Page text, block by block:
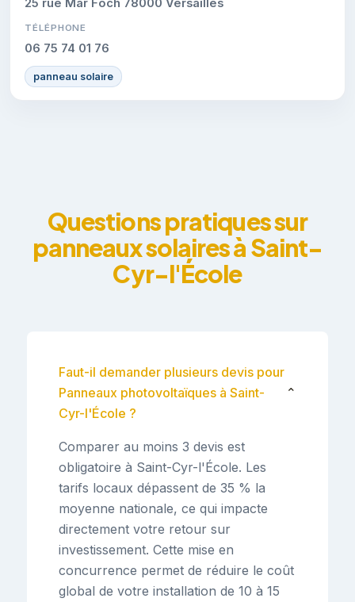
25 rue Mar Foch 78000 Versailles
TÉLÉPHONE
06 75 74 01 76
panneau solaire
Questions pratiques sur
panneaux solaires à Saint-
Cyr-l'École
Faut-il demander plusieurs devis pour
Panneaux photovoltaïques à Saint-
Cyr-l'École ?
⌄
Comparer au moins 3 devis est
obligatoire à Saint-Cyr-l'École. Les
tarifs locaux dépassent de 35 % la
moyenne nationale, ce qui impacte
directement votre retour sur
investissement. Cette mise en
concurrence permet de réduire le coût
global de votre installation de 10 à 15